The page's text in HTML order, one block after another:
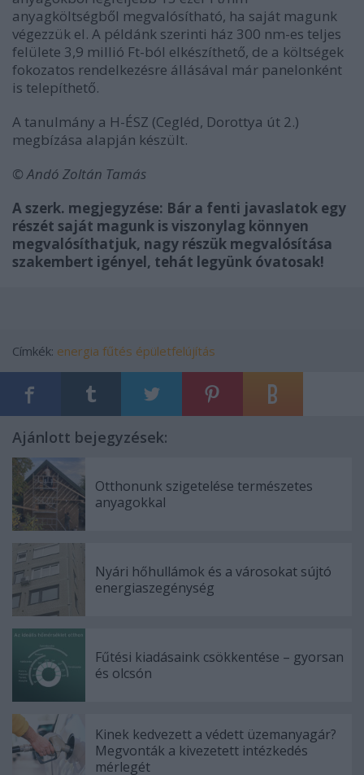
anyagköltségből megvalósítható, ha saját magunk
végezzük el. A példánk szerinti ház 300 nm-es teljes
felülete 3,9 millió Ft-ból elkészíthető, de a költségek
fokozatos rendelkezésre állásával már panelonként
is telepíthető.
A tanulmány a H-ÉSZ (Cegléd, Dorottya út 2.)
megbízása alapján készült.
© Andó Zoltán Tamás
A szerk. megjegyzése: Bár a fenti javaslatok egy
részét saját magunk is viszonylag könnyen
megvalósíthatjuk, nagy részük megvalósítása
szakembert igényel, tehát legyünk óvatosak!
Címkék: energia fűtés épületfelújítás
Ajánlott bejegyzések:
Otthonunk szigetelése természetes
anyagokkal
Nyári hőhullámok és a városokat sújtó
energiaszegénység
Fűtési kiadásaink csökkentése – gyorsan
és olcsón
Kinek kedvezett a védett üzemanyagár?
Megvonták a kivezetett intézkedés
mérlegét